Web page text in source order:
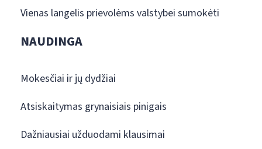
Vienas langelis prievolėms valstybei sumokėti
NAUDINGA
Mokesčiai ir jų dydžiai
Atsiskaitymas grynaisiais pinigais
Dažniausiai užduodami klausimai